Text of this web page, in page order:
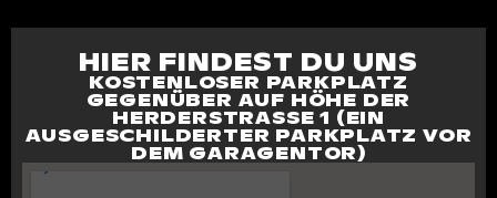
HIER FINDEST DU UNS
KOSTENLOSER PARKPLATZ
GEGENÜBER AUF HÖHE DER
HERDERSTRASSE 1 (EIN A
USGESCHILDERTER PARKPLATZ VOR D
EM GARAGENTOR)